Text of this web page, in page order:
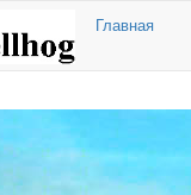
Главная